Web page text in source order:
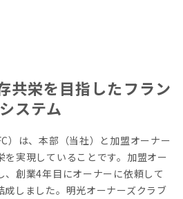
共栄を目指したフラン
ステム
）は、本部（当社）と加盟オーナー
実現していることです。加盟オー
、創業4年目にオーナーに依頼して
しました。明光オーナーズクラブ